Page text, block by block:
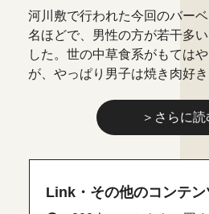
河川敷で行われた今回のバー
名ほどで、男性の方が若干多
した。世の中草食系がもては
が、やっぱり男子は焼き肉好き
＞さらに読
Link・その他のコンテン